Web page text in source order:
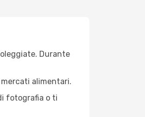
Durante
alimentari.
fotografia o ti